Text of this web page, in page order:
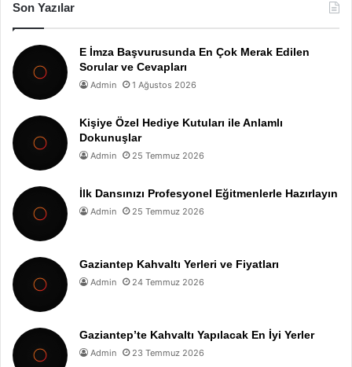
Son Yazılar
E İmza Başvurusunda En Çok Merak Edilen
Sorular ve Cevapları
Admin 1 Ağustos 2026
Kişiye Özel Hediye Kutuları ile Anlamlı
Dokunuşlar
Admin 25 Temmuz 2026
İlk Dansınızı Profesyonel Eğitmenlerle Hazırlayın
Admin 25 Temmuz 2026
Gaziantep Kahvaltı Yerleri ve Fiyatları
Admin 24 Temmuz 2026
Gaziantep’te Kahvaltı Yapılacak En İyi Yerler
Admin 23 Temmuz 2026